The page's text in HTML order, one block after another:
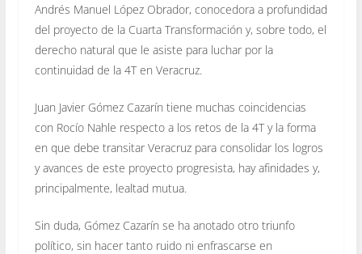
Andrés Manuel López Obrador, conocedora a profundidad
del proyecto de la Cuarta Transformación y, sobre todo, el
derecho natural que le asiste para luchar por la
continuidad de la 4T en Veracruz.
Juan Javier Gómez Cazarín tiene muchas coincidencias
con Rocío Nahle respecto a los retos de la 4T y la forma
en que debe transitar Veracruz para consolidar los logros
y avances de este proyecto progresista, hay afinidades y,
principalmente, lealtad mutua.
Sin duda, Gómez Cazarín se ha anotado otro triunfo
político, sin hacer tanto ruido ni enfrascarse en